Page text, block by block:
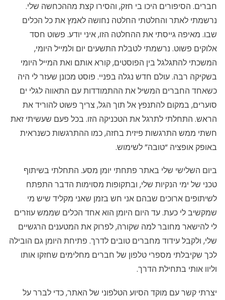
חברים. הסיפורים היכו בי חזק, והסירו קצת מההכחשה שלי.
נרשמתי לאתר והחלטתי החלטה נחושה לאמץ את כל הכלים
שבו. מאיפה גייסתי את ההחלטה הזו, איני יודע. פשוט חסד
אלוקים פשוט. נרשמתי לטבלת התשעים יום ולמייל היומי,
המשכתי להתגלגל בין הפוסטים, קורא אותם ואת המייל היומי
בשקיקה רבה. עולם חדש נגלה בפניי. פוסט מכונן שעזר לי היה
כשאחד החברים המשיל את ההתמודדות עם התאווה לגלי ים
סוערים, במקום להתנפץ אל תוך הגל, צריך פשוט להוריד את
הראש. התחלתי לתרגל את הטכניקה הזו. בכל פעם שעשיתי זאת
חשתי ממש התרגשות פיזית בחזה, כמו ההתרגשות כשנראית
באופק אופציה “טובה” לשימוש.
ביום השלישי שלי באתר פתחתי יומן מסע. התחלתי בשיתוף
טכני של ימי הנקיות שלי, ובתקופות מסוימות הדבר התפתח
לשיתופים ארוכים שבהם אני חש בזמן שאני מקליד שיש מי
שמקשיב לי כעת. עד היום היומן הוא אחד הכלים שממש עוזרים
לי להישאר מחובר למה שקורה, לפרוק את המטענים הרגשיים
שלי, ולקבל עידוד מחברים טובים לדרך. פתיחת היומן גם הובילה
לכך שקיבלתי מספרי טלפון של חברים מחלימים שחזקו אותו
וליוו אותי בתחילת הדרך.
יצרתי קשר עם מוקד הסיוע הטלפוני של האתר, כדי לברר על